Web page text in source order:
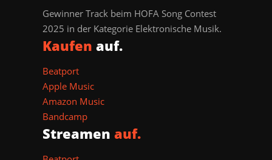
Gewinner Track beim HOFA Song Contest
2025 in der Kategorie Elektronische Musik.
Kaufen auf.
Beatport
Apple Music
Amazon Music
Bandcamp
Streamen auf.